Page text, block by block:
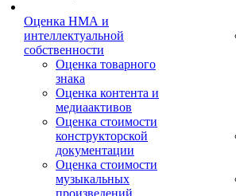
Оценка НМА и
интеллектуальной
собственности
Оценка товарного
знака
Оценка контента и
медиаактивов
Оценка стоимости
конструкторской
документации
Оценка стоимости
музыкальных
произведений